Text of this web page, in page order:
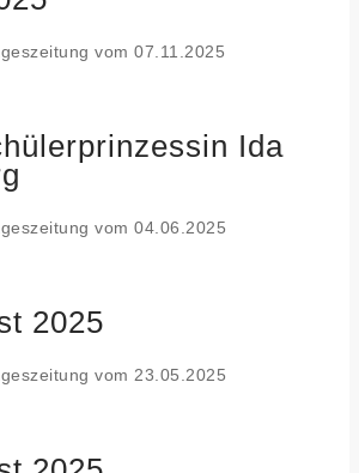
vom 07.11.2025
Ida
vom 04.06.2025
2025
vom 23.05.2025